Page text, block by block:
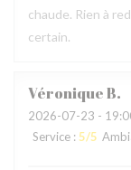
chaude. Rien à
certain.
VéroniqueB
2026-07-23 -
Service : 5/5